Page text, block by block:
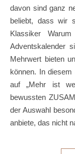
davon sind ganz
beliebt, dass wir
Klassiker
Adventskalender
Mehrwert bieten
können. In
auf „Mehr ist
bewussten
der Auswahl
anbiete, das nicht